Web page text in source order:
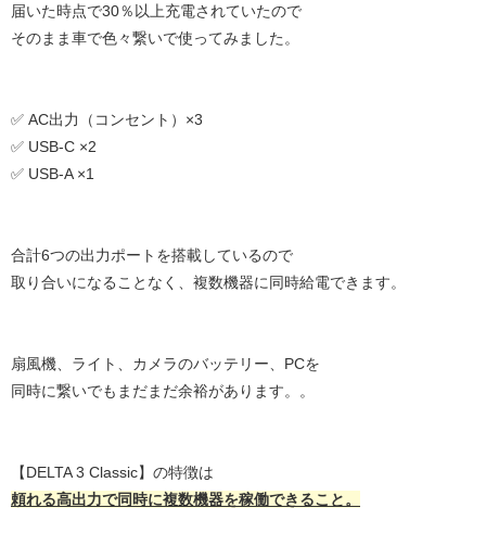
届いた時点で30％以上充電されていたので
そのまま車で色々繋いで使ってみました。
✅ AC出力（コンセント）×3
✅ USB-C ×2
✅ USB-A ×1
合計6つの出力ポートを搭載しているので
取り合いになることなく、複数機器に同時給電できます。
扇風機、ライト、カメラのバッテリー、PCを
同時に繋いでもまだまだ余裕があります。。
【DELTA 3 Classic】の特徴は
頼れる高出力で同時に複数機器を稼働できること。